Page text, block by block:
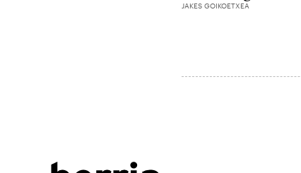
JAKES GOIKOETXEA